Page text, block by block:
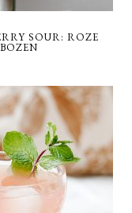
SOUR: ROZE